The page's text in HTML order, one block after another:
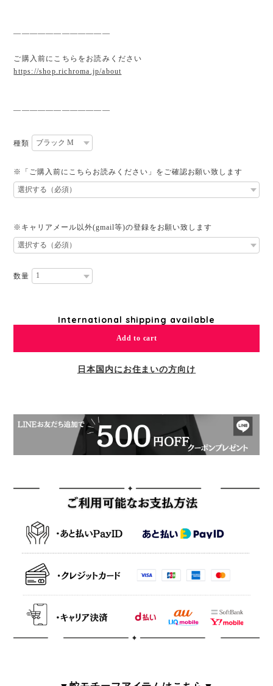
————————————
ご購入前にこちらをお読みください
https://shop.richroma.jp/about
————————————
種類
※「ご購入前にこちらお読みください」をご確認お願い致します
※キャリアメール以外(gmail等)の登録をお願い致します
数量
International shipping available
Add to cart
日本国内にお住まいの方向け